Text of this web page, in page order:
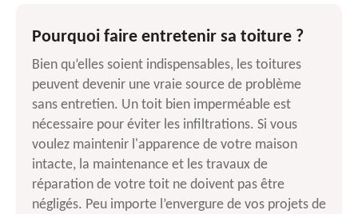
Pourquoi faire entretenir sa toiture ?
Bien qu’elles soient indispensables, les toitures
peuvent devenir une vraie source de problème
sans entretien. Un toit bien imperméable est
nécessaire pour éviter les infiltrations. Si vous
voulez maintenir l'apparence de votre maison
intacte, la maintenance et les travaux de
réparation de votre toit ne doivent pas être
négligés. Peu importe l’envergure de vos projets de